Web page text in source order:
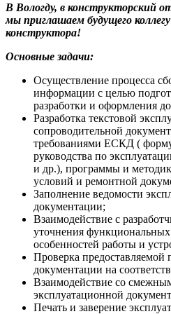
В Вологду, в конструкторский
мы приглашаем будущего
конструктора!
Основные задачи:
Осуществление процесса
информации с целью
разработки и оформления
Разработка текстовой
сопроводительной
требованиями ЕСКД (
руководства по
и др.), программы и
условий и ремонтной
Заполнение ведомости
документации;
Взаимодействие с
уточнения
особенностей работы и
Проверка предоставляемой
документации на
Взаимодействие со
эксплуатационной
Печать и заверение